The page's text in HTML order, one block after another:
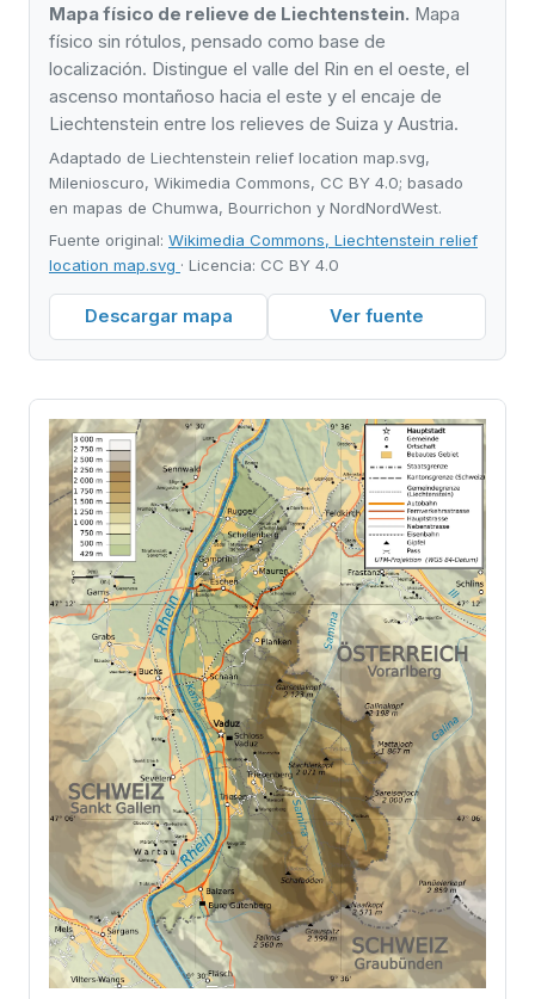
Mapa físico de relieve de Liechtenstein. Mapa
físico sin rótulos, pensado como base de
localización. Distingue el valle del Rin en el oeste, el
ascenso montañoso hacia el este y el encaje de
Liechtenstein entre los relieves de Suiza y Austria.
Adaptado de Liechtenstein relief location map.svg,
Milenioscuro, Wikimedia Commons, CC BY 4.0; basado
en mapas de Chumwa, Bourrichon y NordNordWest.
Fuente original: Wikimedia Commons, Liechtenstein relief
location map.svg · Licencia: CC BY 4.0
Descargar mapa Ver fuente